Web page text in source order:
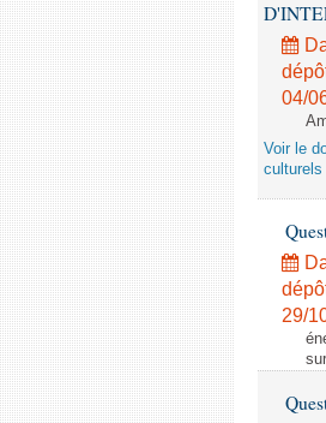
04/
Voir le
culturels
29/